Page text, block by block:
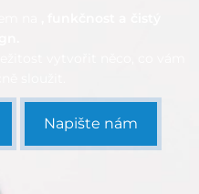
na
vytvořit něco, co vám
sloužit.
Napište nám